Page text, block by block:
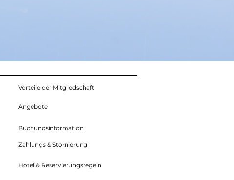
Vorteile der Mitgliedschaft
Angebote
Buchungsinformation
Zahlungs & Stornierung
Hotel & Reservierungsregeln